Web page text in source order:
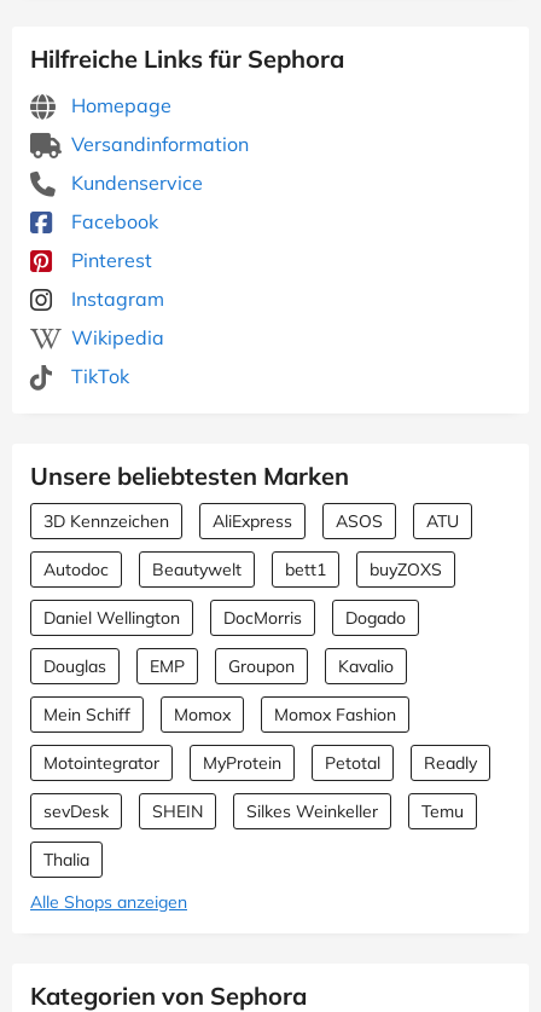
Hilfreiche Links für Sephora
Homepage
Versandinformation
Kundenservice
Facebook
Pinterest
Instagram
Wikipedia
TikTok
Unsere beliebtesten Marken
3D Kennzeichen AliExpress ASOS ATU
Autodoc Beautywelt bett1 buyZOXS
Daniel Wellington DocMorris Dogado
Douglas EMP Groupon Kavalio
Mein Schiff Momox Momox Fashion
Motointegrator MyProtein Petotal Readly
sevDesk SHEIN Silkes Weinkeller Temu
Thalia
Alle Shops anzeigen
Kategorien von Sephora